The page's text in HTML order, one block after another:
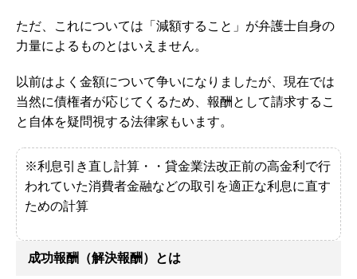
ただ、これについては「減額すること」が弁護士自身の
力量によるものとはいえません。
以前はよく金額について争いになりましたが、現在では
当然に債権者が応じてくるため、報酬として請求するこ
と自体を疑問視する法律家もいます。
※利息引き直し計算・・ 貸金業法改正前の高金利で行
われていた消費者金融などの取引を適正な利息に直す
ための計算
成功報酬（解決報酬）とは